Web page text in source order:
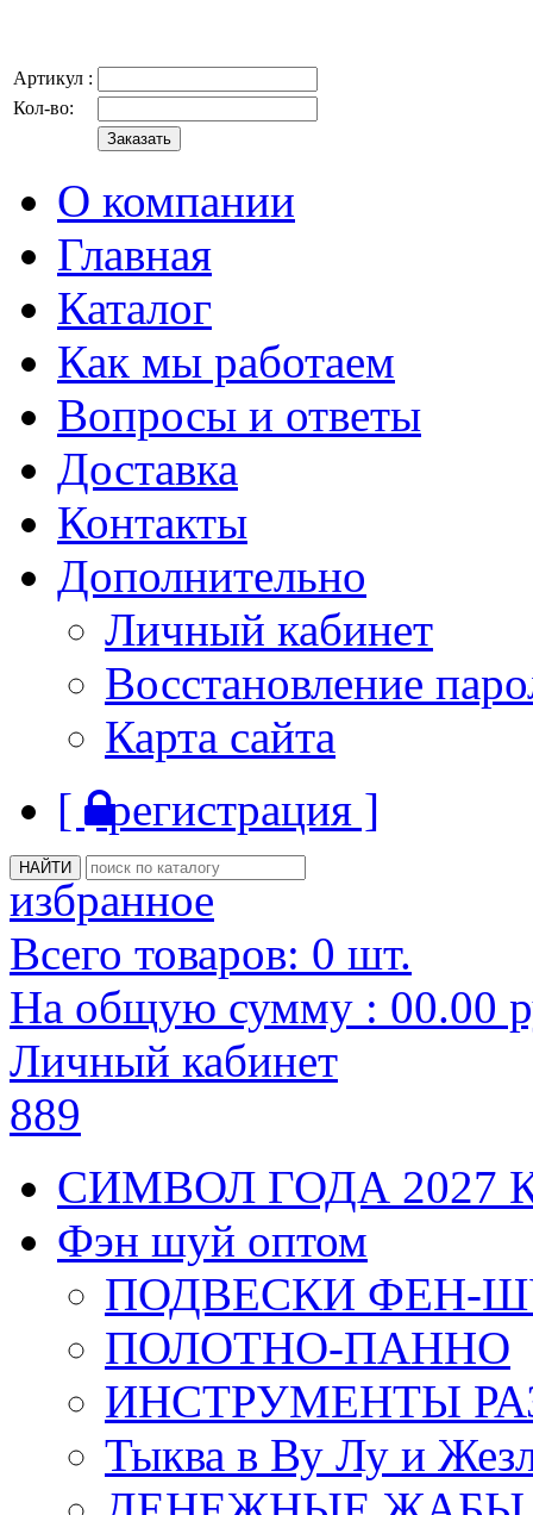
Артикул :
Кол-во:
О компании
Главная
Каталог
Как мы работаем
Вопросы и ответы
Доставка
Контакты
Дополнительно
Личный кабинет
Восстановление
Карта сайта
[ регистрация ]
избранное
Всего товаров: 0 шт.
На общую сумму : 00.00
Личный кабинет
889
СИМВОЛ ГОДА 2027
Фэн шуй оптом
ПОДВЕСКИ ФЕН-
ПОЛОТНО-ПАННО
ИНСТРУМЕНТЫ
Тыква в Ву Лу и